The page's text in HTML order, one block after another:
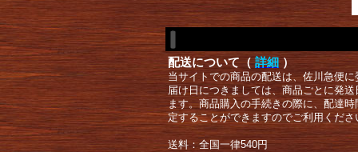
配送について（ 詳細 ）
当サイトでの商品の配送は、佐川急便
届け日につきましては、商品ごとに発
ます。商品購入の手続きの際に、配達
定することができますのでご利用くださ
送料：全国一律540円